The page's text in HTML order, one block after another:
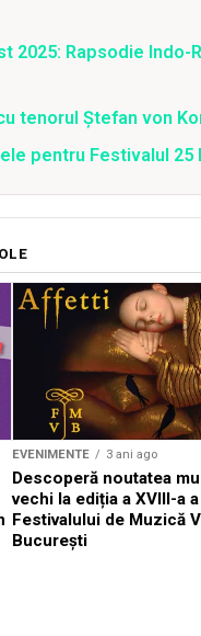
2025: Rapsodie
tenorul Ștefan von
pentru Festivalul 25
EVENIMENTE 3 ani ago
Descoperă noutatea
vechi la ediția a XVIII-a a
Festivalului de Muzică
București